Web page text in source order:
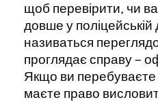
щоб перевірити, чи
довше у поліцейській
називаться
проглядає справу –
Якщо ви
маєте право